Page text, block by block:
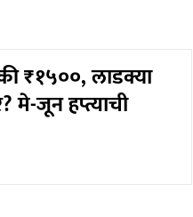
₹१५००, लाडक्या
मे-जून हप्त्याची